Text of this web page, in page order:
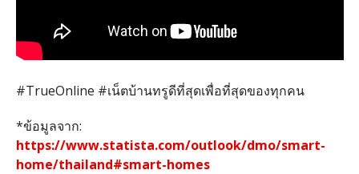
#TrueOnline #เน็ตบ้านทรูดีที่สุดเพื่อที่สุดของทุกคน
*ข้อมูลจาก:
https://www.statista.com/outlook/dmo/smart-
home/thailand#smart-homes